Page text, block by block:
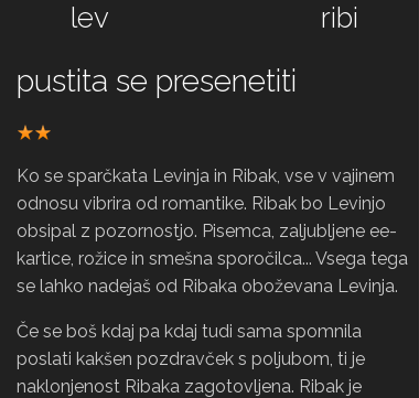
lev ribi
pustita se presenetiti
Ko se sparčkata Levinja in Ribak, vse v vajinem
odnosu vibrira od romantike. Ribak bo Levinjo
obsipal z pozornostjo. Pisemca, zaljubljene ee-
kartice, rožice in smešna sporočilca... Vsega tega
se lahko nadejaš od Ribaka oboževana Levinja.
Če se boš kdaj pa kdaj tudi sama spomnila
poslati kakšen pozdravček s poljubom, ti je
naklonjenost Ribaka zagotovljena. Ribak je